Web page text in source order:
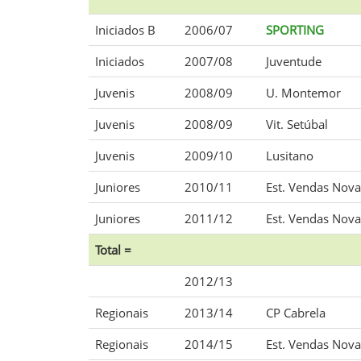
Iniciados B
2006/07
SPORTING
Iniciados
2007/08
Juventude
Juvenis
2008/09
U. Montemor
Juvenis
2008/09
Vit. Setúbal
Juvenis
2009/10
Lusitano
Juniores
2010/11
Est. Vendas
Juniores
2011/12
Est. Vendas
Total =
2012/13
Regionais
2013/14
CP Cabrela
Regionais
2014/15
Est. Vendas